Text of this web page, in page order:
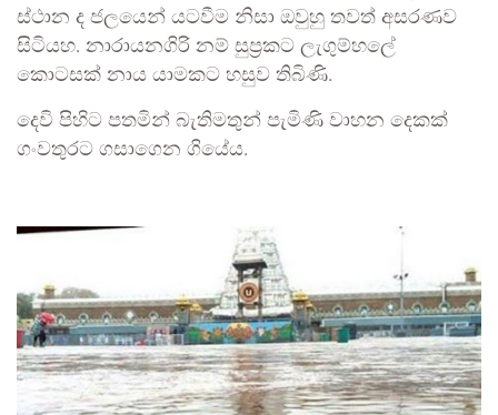
ස්ථාන ද ජලයෙන් යටවීම නිසා ඔවුහු තවත් අසරණව
සිටියහ. නාරායනගිරි නම් සුප්‍රකට ලැගුම්හලේ
කොටසක් නාය යාමකට හසුව තිබිණි.
දෙවි පිහිට පතමින් බැතිමතුන් පැමිණි වාහන දෙකක්
ගංවතුරට ගසාගෙන ගියේය.